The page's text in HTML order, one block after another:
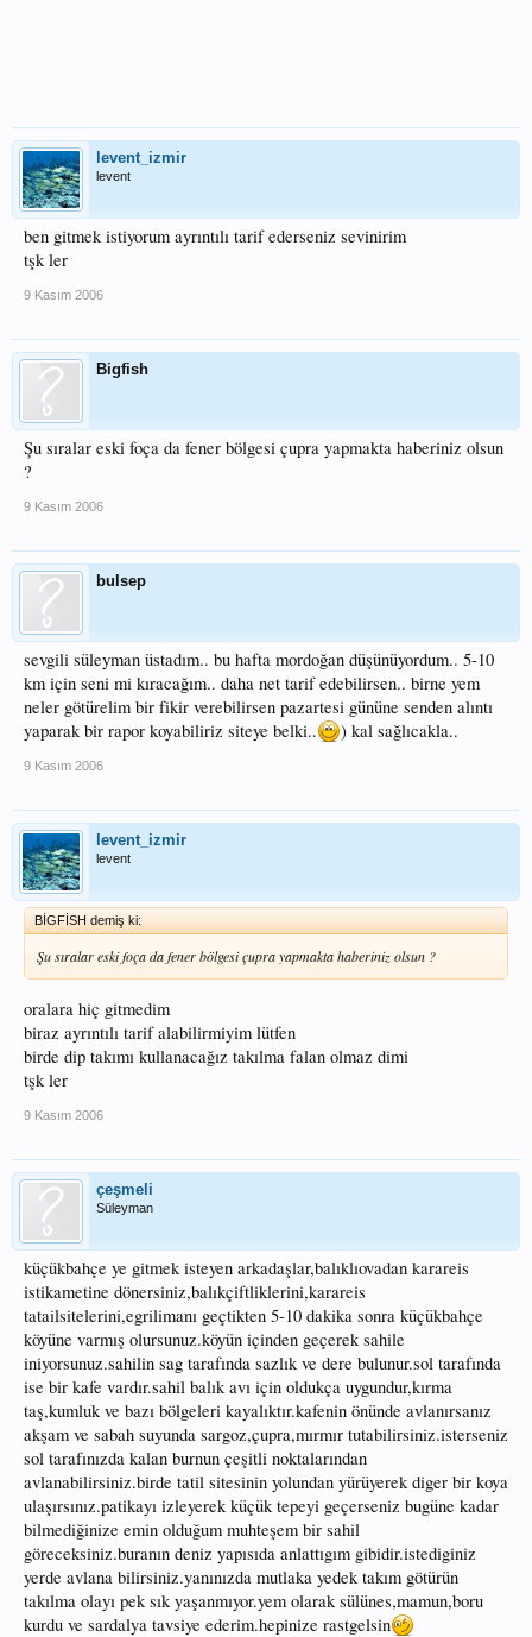
levent_izmir
levent
ben gitmek istiyorum ayrıntılı tarif ederseniz sevinirim
tşk ler
9 Kasım 2006
Bigfish
Şu sıralar eski foça da fener bölgesi çupra yapmakta haberiniz olsun
?
9 Kasım 2006
bulsep
sevgili süleyman üstadım.. bu hafta mordoğan düşünüyordum.. 5-10
km için seni mi kıracağım.. daha net tarif edebilirsen.. birne yem
neler götürelim bir fikir verebilirsen pazartesi gününe senden alıntı
yaparak bir rapor koyabiliriz siteye belki..
) kal sağlıcakla..
9 Kasım 2006
levent_izmir
levent
BİGFİSH demiş ki:
Şu sıralar eski foça da fener bölgesi çupra yapmakta haberiniz olsun ?
oralara hiç gitmedim
biraz ayrıntılı tarif alabilirmiyim lütfen
birde dip takımı kullanacağız takılma falan olmaz dimi
tşk ler
9 Kasım 2006
çeşmeli
Süleyman
küçükbahçe ye gitmek isteyen arkadaşlar,balıklıovadan karareis
istikametine dönersiniz,balıkçiftliklerini,karareis
tatailsitelerini,egrilimanı geçtikten 5-10 dakika sonra küçükbahçe
köyüne varmış olursunuz.köyün içinden geçerek sahile
iniyorsunuz.sahilin sag tarafında sazlık ve dere bulunur.sol tarafında
ise bir kafe vardır.sahil balık avı için oldukça uygundur,kırma
taş,kumluk ve bazı bölgeleri kayalıktır.kafenin önünde avlanırsanız
akşam ve sabah suyunda sargoz,çupra,mırmır tutabilirsiniz.isterseniz
sol tarafınızda kalan burnun çeşitli noktalarından
avlanabilirsiniz.birde tatil sitesinin yolundan yürüyerek diger bir koya
ulaşırsınız.patikayı izleyerek küçük tepeyi geçerseniz bugüne kadar
bilmediğinize emin olduğum muhteşem bir sahil
göreceksiniz.buranın deniz yapısıda anlattıgım gibidir.istediginiz
yerde avlana bilirsiniz.yanınızda mutlaka yedek takım götürün
takılma olayı pek sık yaşanmıyor.yem olarak sülünes,mamun,boru
kurdu ve sardalya tavsiye ederim.hepinize rastgelsin